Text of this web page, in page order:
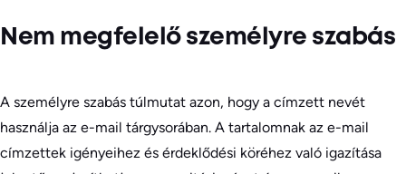
Nem megfelelő személyre szabás
A személyre szabás túlmutat azon, hogy a címzett nevét
használja az e-mail tárgysorában. A tartalomnak az e-mail
címzettek igényeihez és érdeklődési köréhez való igazítása